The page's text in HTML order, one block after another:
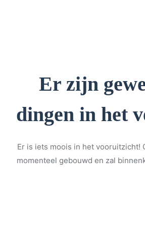
Er zijn
dingen in het
Er is iets moois in het vooruitzicht!
momenteel gebouwd en zal